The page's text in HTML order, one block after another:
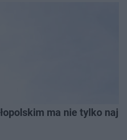
ma nie tylko